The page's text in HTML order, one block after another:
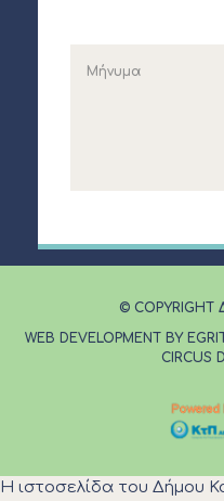
©
WEB DEVELOPMENT BY
CIRCUS
Η ιστοσελίδα του Δήμου